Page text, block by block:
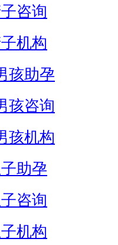
咨询
机构
孩助孕
孩咨询
孩机构
助孕
咨询
机构